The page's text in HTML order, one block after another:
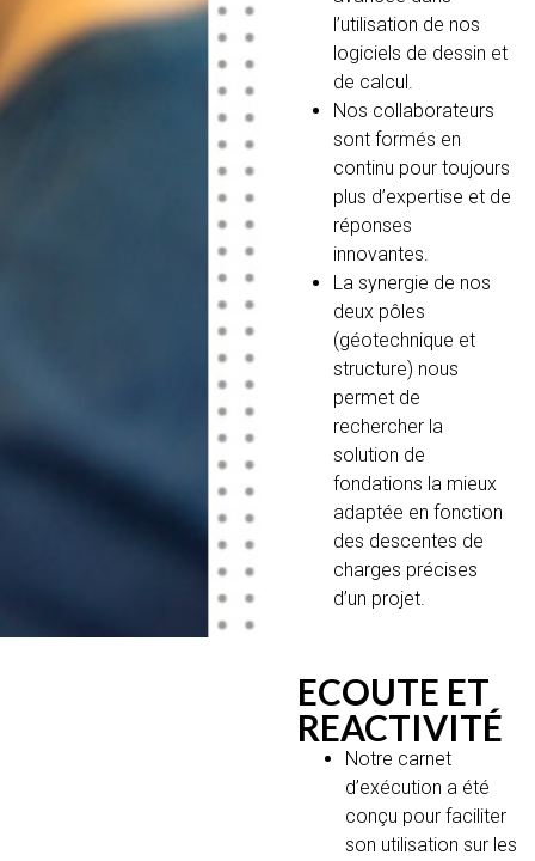
l’utilisation de nos
logiciels de dessin et
de calcul.
Nos collaborateurs
sont formés en
continu pour toujours
plus d’expertise et de
réponses
innovantes.
La synergie de nos
deux pôles
(géotechnique et
structure) nous
permet de
rechercher la
solution de
fondations la mieux
adaptée en fonction
des descentes de
charges précises
d’un projet.
ECOUTE ET
REACTIVITÉ
Notre carnet
d’exécution a été
conçu pour faciliter
son utilisation sur les